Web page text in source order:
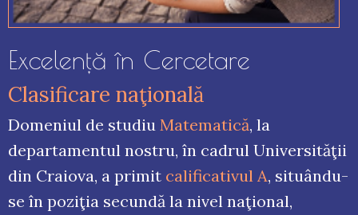
Excelenţă în Cercetare
Clasificare naţională
Domeniul de studiu Matematică, la
departamentul nostru, în cadrul Universităţii
din Craiova, a primit calificativul A, situându-
se în poziţia secundă la nivel naţional,